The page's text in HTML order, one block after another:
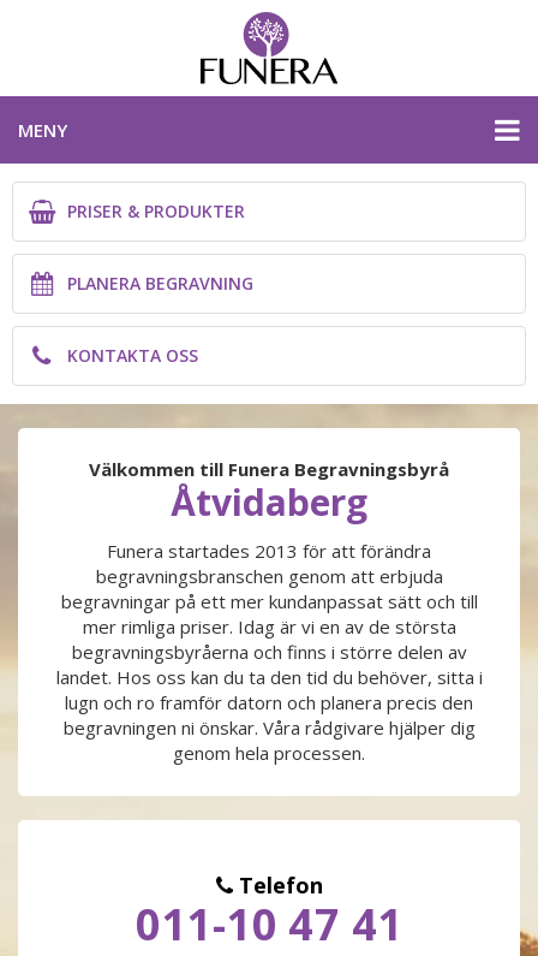
MENY
PRISER & PRODUKTER
PLANERA BEGRAVNING
KONTAKTA OSS
PLANERA BEGRAVNING
PRODUKTER & PRISER
OM BEGRAVNINGAR
JURIDIK
KONTAKTA OSS
PRISER & PRODUKTER
PLANERA BEGRAVNING
KONTAKTA OSS
Välkommen till Funera Begravningsbyrå
Åtvidaberg
Funera startades 2013 för att förändra
begravningsbranschen genom att erbjuda
begravningar på ett mer kundanpassat sätt och till
mer rimliga priser. Idag är vi en av de största
begravningsbyråerna och finns i större delen av
landet. Hos oss kan du ta den tid du behöver, sitta i
lugn och ro framför datorn och planera precis den
begravningen ni önskar. Våra rådgivare hjälper dig
genom hela processen.
Telefon
011-10 47 41